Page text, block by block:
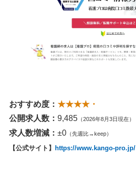
おすすめ度： ★★★★・
公開求人数： 9,485 （2026年8月3日現在）
求人数増減： ±0 （先週比→keep）
【公式サイト】 https://www.kango-pro.jp/